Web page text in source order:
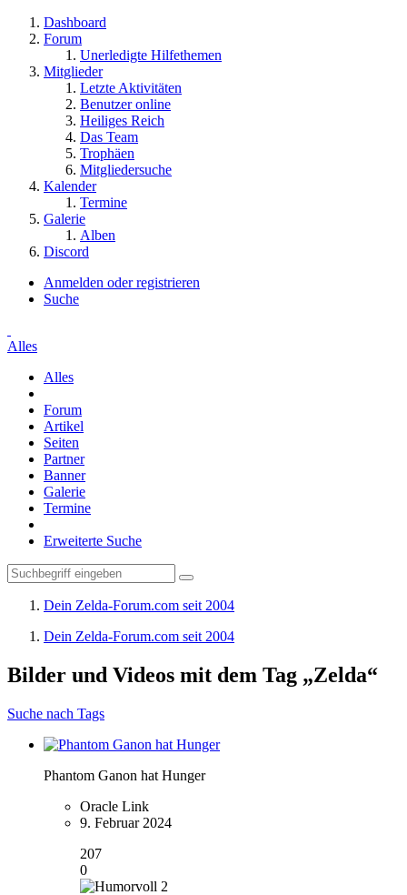
Dashboard
Forum
Unerledigte Hilfethemen
Mitglieder
Letzte Aktivitäten
Benutzer online
Heiliges Reich
Das Team
Trophäen
Mitgliedersuche
Kalender
Termine
Galerie
Alben
Discord
Anmelden oder registrieren
Suche
Alles
Alles
Forum
Artikel
Seiten
Partner
Banner
Galerie
Termine
Erweiterte Suche
Dein Zelda-Forum.com seit 2004
Dein Zelda-Forum.com seit 2004
Bilder und Videos mit dem Tag „Zelda“
Suche nach Tags
Phantom Ganon hat Hunger
Oracle Link
9. Februar 2024
207
0
2